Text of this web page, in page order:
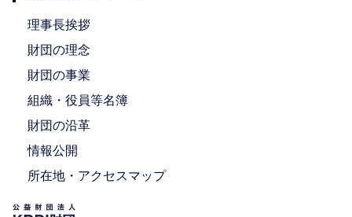
理事長挨拶
財団の理念
財団の事業
組織・役員等名簿
財団の沿革
情報公開
所在地・アクセスマップ